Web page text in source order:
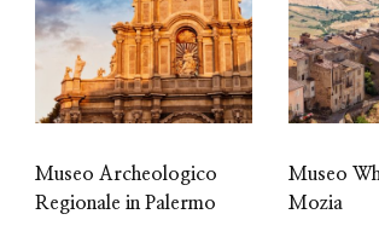
Museo Archeologico
Regionale in Palermo
Museo
Mozia